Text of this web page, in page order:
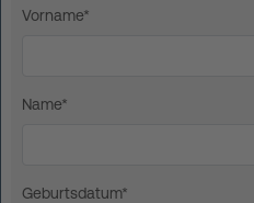
Vorname*
Name*
Geburtsdatum*